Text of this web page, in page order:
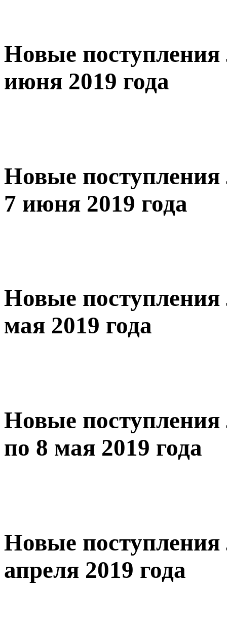
Новые поступления
июня 2019 года
Новые поступления
7 июня 2019 года
Новые поступления
мая 2019 года
Новые поступления
по 8 мая 2019 года
Новые поступления
апреля 2019 года